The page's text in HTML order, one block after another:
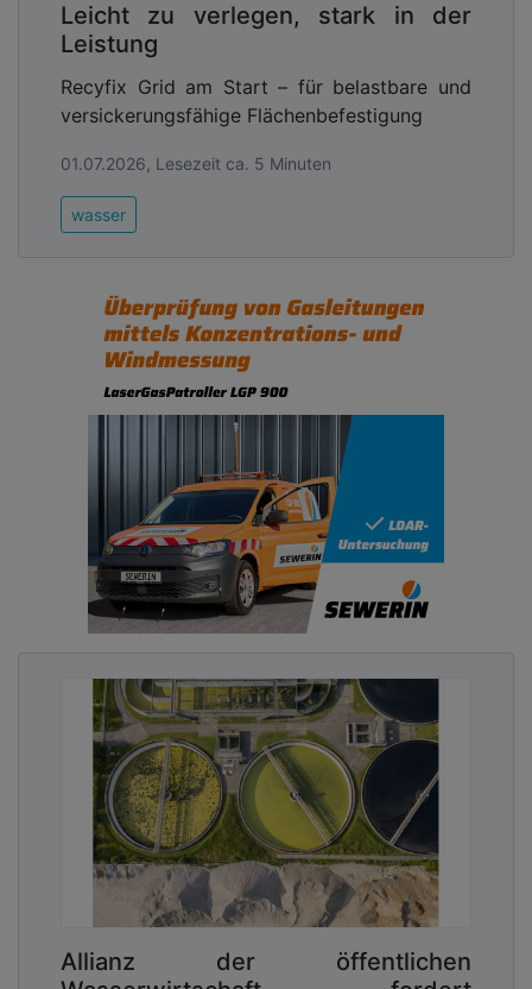
Leicht zu verlegen, stark in der
Leistung
Recyfix Grid am Start – für belastbare und
versickerungsfähige Flächenbefestigung
01.07.2026, Lesezeit ca. 5 Minuten
wasser
Allianz der öffentlichen